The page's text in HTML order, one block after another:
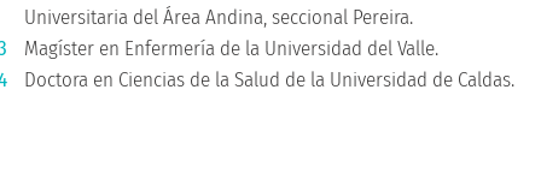
Universitaria del Área Andina, seccional Pereira.
Magíster en Enfermería de la Universidad del Valle.
Doctora en Ciencias de la Salud de la Universidad de Caldas.